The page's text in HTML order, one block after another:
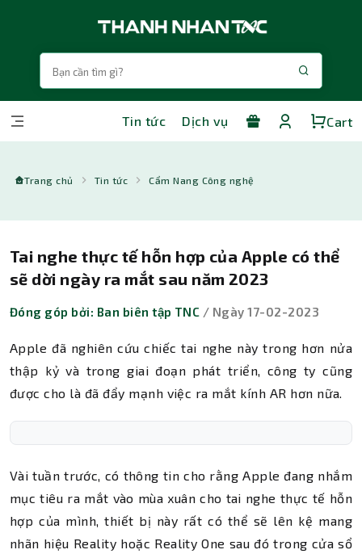
Tin tức Dịch vụ Cart
Trang chủ Tin tức Cẩm Nang Công nghệ
Tai nghe thực tế hỗn hợp của Apple có thể
sẽ dời ngày ra mắt sau năm 2023
Đóng góp bởi: Ban biên tập TNC / Ngày 17-02-2023
Apple đã nghiên cứu chiếc tai nghe này trong hơn nửa
thập kỷ và trong giai đoạn phát triển, công ty cũng
được cho là đã đẩy mạnh việc ra mắt kính AR hơn nữa.
Vài tuần trước, có thông tin cho rằng Apple đang nhắm
mục tiêu ra mắt vào mùa xuân cho tai nghe thực tế hỗn
hợp của mình, thiết bị này rất có thể sẽ lên kệ mang
nhãn hiệu Reality hoặc Reality One sau đó trong cửa sổ